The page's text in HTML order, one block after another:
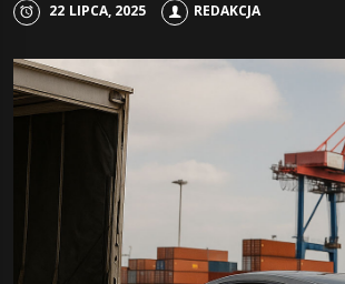
22 LIPCA, 2025 REDAKCJA